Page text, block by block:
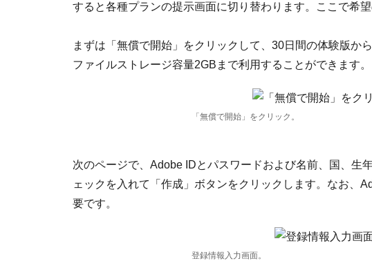
すると各種プランの提示画面に切り替わります。ここで希望
まずは「無償で開始」をクリックして、30日間の体験版か
ファイルストレージ容量2GBまで利用することができます。
「無償で開始」をクリック。
次のページで、Adobe IDとパスワードおよび名前、国、生
ェックを入れて「作成」ボタンをクリックします。なお、
要です。
登録情報入力画面。